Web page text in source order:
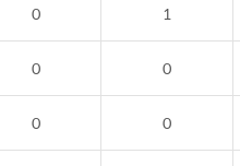
0 1
0 0
0 0